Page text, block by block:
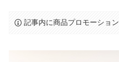
記事内に商品プロモーショ